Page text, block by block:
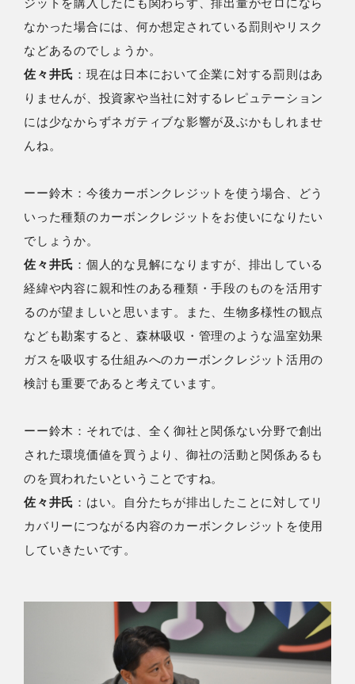
なかった場合には、何か想定されている罰則やリスク
などあるのでしょうか。
佐々井氏 ：現在は日本において企業に対する罰則はあ
りませんが、投資家や当社に対するレピュテーション
には少なからずネガティブな影響が及ぶかもしれませ
んね。
ーー鈴⽊：今後カーボンクレジットを使う場合、どう
いった種類のカーボンクレジットをお使いになりたい
でしょうか。
佐々井氏 ：個人的な見解になりますが、排出している
経緯や内容に親和性のある種類・手段のものを活用す
るのが望ましいと思います。また、生物多様性の観点
なども勘案すると、森林吸収・管理のような温室効果
ガスを吸収する仕組みへのカーボンクレジット活用の
検討も重要であると考えています。
ーー鈴木：それでは、全く御社と関係ない分野で創出
された環境価値を買うより、御社の活動と関係あるも
のを買われたいということですね。
佐々井氏 ：はい。自分たちが排出したことに対してリ
カバリーにつながる内容のカーボンクレジットを使用
していきたいです。